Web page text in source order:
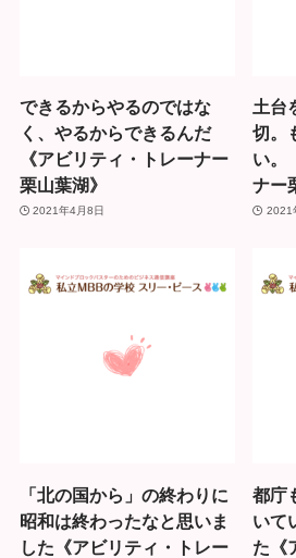
できるからやるのではな
く、やるからできるんだ
《アビリティ・トレーナー
栗山葉湖》
2021年4月8日
土台
切。
い。
ナー
2021
「北の国から」の終わりに
昭和は終わったなと思いま
した《アビリティ・トレー
都庁
いて
た《